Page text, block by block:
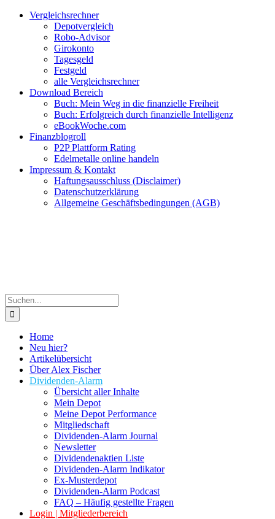
Zum
Facebook
Twitter
Instagram
Pinterest
YouTubeVergleichsrechner
Depotvergleich
Robo-Advisor
Girokonto
Tagesgeld
Festgeld
alle Vergleichsrechner
Download Bereich
Buch: Mein Weg in die finanzielle Freiheit
Buch: Erfolgreich durch finanzielle Intelligenz
eBookWoche.com
Finanzblogroll
P2P Plattform Rating
Edelmetalle online handeln
Impressum & Kontakt
Haftungsausschluss (Disclaimer)
Datenschutzerklärung
Allgemeine Geschäftsbedingungen (AGB)
Suche
nach:
Home
Neu hier?
Artikelübersicht
Über Alex Fischer
Dividenden-Alarm
Übersicht aller Inhalte
Mein Depot
Meine Depot Performance
Mitgliedschaft
Dividenden-Alarm Journal
Newsletter
Dividendenaktien Liste
Dividenden-Alarm Indikator
Ex-Musterdepot
Dividenden-Alarm Podcast
FAQ – Häufig gestellte Fragen
Login | Mitgliederbereich